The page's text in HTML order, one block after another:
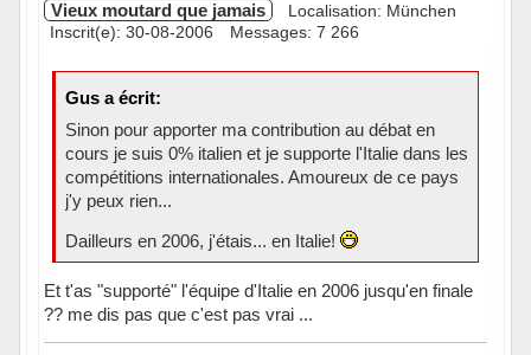
Vieux moutard que jamais
Localisation: München
Inscrit(e): 30-08-2006
Messages: 7 266
Gus a écrit:
Sinon pour apporter ma contribution au débat en
cours je suis 0% italien et je supporte l'Italie dans les
compétitions internationales. Amoureux de ce pays
j'y peux rien...
Dailleurs en 2006, j'étais... en Italie!
Et t'as "supporté" l'équipe d'Italie en 2006 jusqu'en finale
?? me dis pas que c'est pas vrai ...